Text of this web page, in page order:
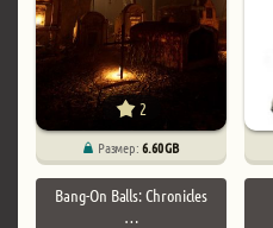
2
Размер:6.60 GB
Bang-On Balls: Chronicles
…